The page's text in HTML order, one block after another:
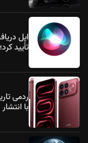
تأیید
با